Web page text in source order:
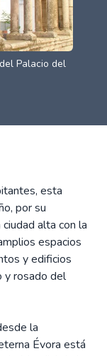
Palacio del
esta
por su
alta con la
espacios
y edificios
y rosado del
la
Évora está